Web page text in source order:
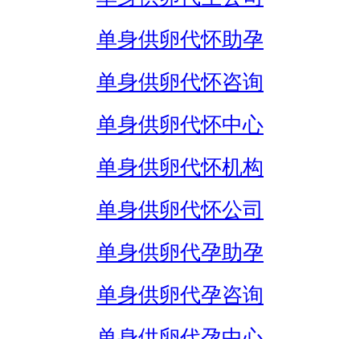
单身供卵代怀助孕
单身供卵代怀咨询
单身供卵代怀中心
单身供卵代怀机构
单身供卵代怀公司
单身供卵代孕助孕
单身供卵代孕咨询